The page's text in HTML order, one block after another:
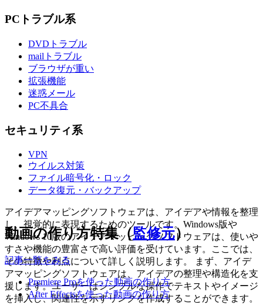
PCトラブル系
DVDトラブル
mailトラブル
ブラウザが重い
拡張機能
迷惑メール
PC不具合
セキュリティ系
VPN
ウイルス対策
ファイル暗号化・ロック
データ復元・バックアップ
アイデアマッピングソフトウェアは、アイデアや情報を整理
し、視覚的に表現するためのツールです。Windows版や
Windows 10版のアイデアマッピングソフトウェアは、使いや
すさや機能の豊富さで高い評価を受けています。ここでは、
その特徴や利点について詳しく説明します。 まず、アイデ
アマッピングソフトウェアは、アイデアの整理や構造化を支
援します。ユーザーはシンプルな操作でテキストやイメージ
を挿入し、関連性を示すリンクを作成することができます。
動画の作り方特集（監修元）
記事一覧をみる
Premiere Proを使った動画の作り方
After Effectsを使った動画の作り方